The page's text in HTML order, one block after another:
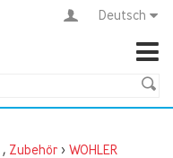
Deutsch
, Zubehör > WOHLER